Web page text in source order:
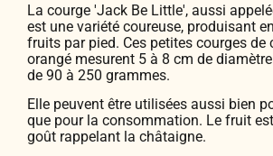
La courge 'Jack Be Little', aussi
est une variété coureuse, produisant
fruits par pied. Ces petites courges de
orangé mesurent 5 à 8 cm de
de 90 à 250 grammes.
Elle peuvent être utilisées aussi bien
que pour la consommation. Le fruit
goût rappelant la châtaigne.